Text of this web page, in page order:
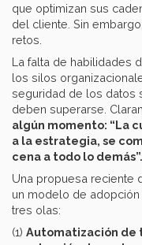
que optimizan sus
del cliente. Sin
retos.
La falta de habilidades
los silos
seguridad de los datos
deben superarse.
algún momento: “La
a la estrategia, se
cena a todo lo demás”.
Una propuesa reciente
un modelo de
tres olas:
(1) Automatización de